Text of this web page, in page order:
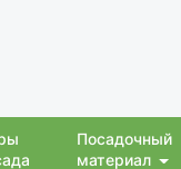
Посадочный
материал